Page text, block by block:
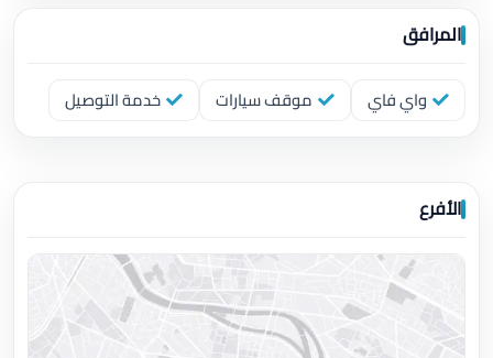
المرافق
واي فاي موقف سيارات خدمة التوصيل
الأفرع